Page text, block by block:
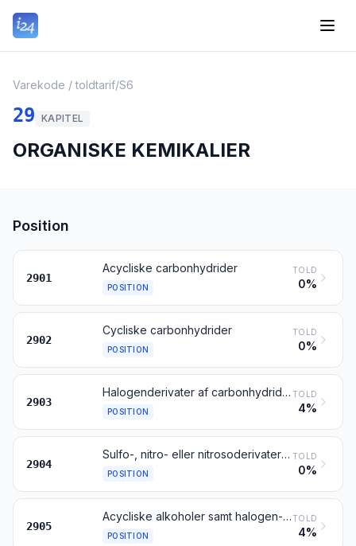
Varekode / toldtarif/S6
29 KAPITEL
ORGANISKE KEMIKALIER
Position
2901
Acycliske carbonhydrider
POSITION
TOLD
0%
2902
Cycliske carbonhydrider
POSITION
TOLD
0%
2903
Halogenderivater af carbonhydrider
POSITION
TOLD
4%
2904
Sulfo-, nitro- eller nitrosoderivater af carbonhydrider, også halogenerede
POSITION
TOLD
0%
2905
Acycliske alkoholer samt halogen-, sulfo-, nitro- eller nitrosoderivater deraf
POSITION
TOLD
4%